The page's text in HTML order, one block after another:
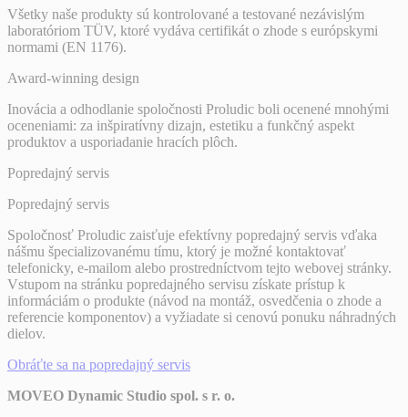
Všetky naše produkty sú kontrolované a testované nezávislým
laboratóriom TÜV, ktoré vydáva certifikát o zhode s európskymi
normami (EN 1176).
Award-winning design
Inovácia a odhodlanie spoločnosti Proludic boli ocenené mnohými
oceneniami: za inšpiratívny dizajn, estetiku a funkčný aspekt
produktov a usporiadanie hracích plôch.
Popredajný servis
Popredajný servis
Spoločnosť Proludic zaisťuje efektívny popredajný servis vďaka
nášmu špecializovanému tímu, ktorý je možné kontaktovať
telefonicky, e-mailom alebo prostredníctvom tejto webovej stránky.
Vstupom na stránku popredajného servisu získate prístup k
informáciám o produkte (návod na montáž, osvedčenia o zhode a
referencie komponentov) a vyžiadate si cenovú ponuku náhradných
dielov.
Obráťte sa na popredajný servis
MOVEO Dynamic Studio spol. s r. o.